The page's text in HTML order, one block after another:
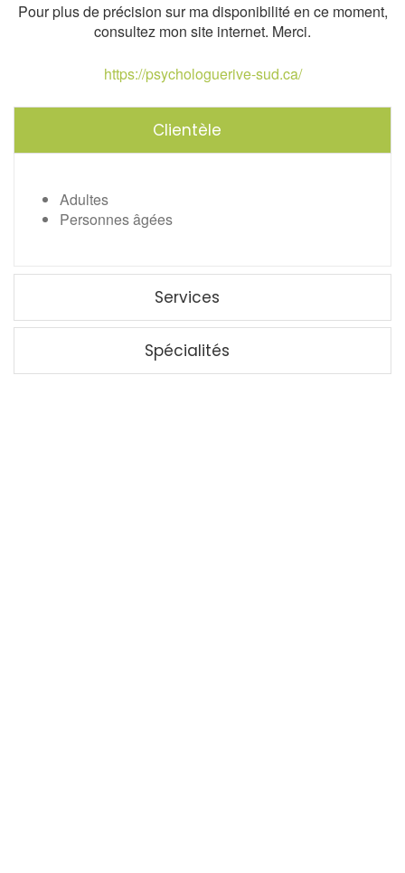
Pour plus de précision sur ma disponibilité en ce moment,
consultez mon site internet. Merci.
https://psychologuerive-sud.ca/
Clientèle
Adultes
Personnes âgées
Services
Spécialités